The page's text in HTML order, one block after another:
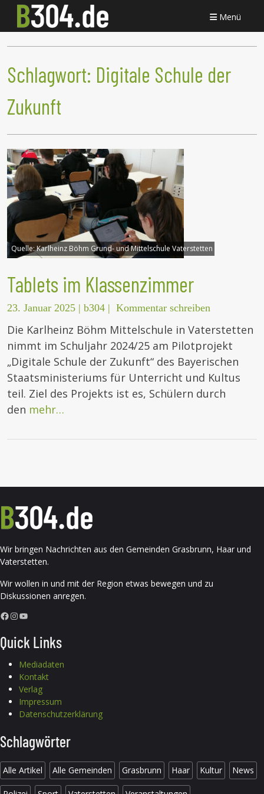
Menü
Schlagwort: Digitale Schule der
Zukunft
Quelle:Karlheinz Böhm Grund- und Mittelschule Vaterstetten
Tablets im Klassenzimmer
23. Januar 2025 | b304 | Kommentar schreiben
Die Karlheinz Böhm Mittelschule in Vaterstetten
nimmt im Schuljahr 2024/25 am Pilotprojekt
„Digitale Schule der Zukunft“ des Bayerischen
Staatsministeriums für Unterricht und Kultus
teil. Ziel des Projekts ist es, Schülern durch
den mehr…
Wir bringen Nachrichten aus den Gemeinden Grasbrunn, Haar und
Vaterstetten.
Wir wollen in und mit der Region etwas bewegen und zu
Diskussionen anregen.
Facebook InstagramYouTube
Quick Links
Mediadaten
Kontakt
Verlag
Impressum
Datenschutzerklärung
Schlagwörter
Alle Artikel Alle Gemeinden Grasbrunn Haar Kultur News